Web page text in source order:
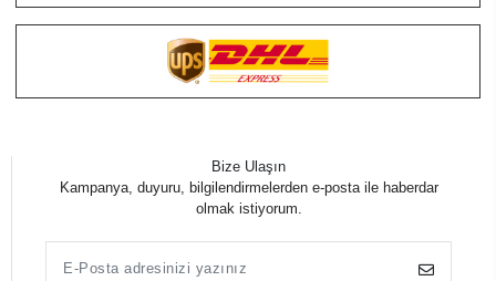
Bize Ulaşın
Kampanya, duyuru, bilgilendirmelerden e-posta ile haberdar
olmak istiyorum.